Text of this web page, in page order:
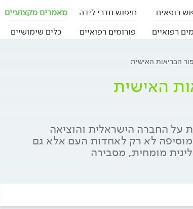
רופאים חיפוש חדרי לידה מאמרים מקצועיים
רפואיים
פורומים רפואיים כלים שימושיים
הבריאות האישית
האישית
החברה הישראלית והוציאה
לא רק לאחדות העם אלא גם
מומחית, מסבירה